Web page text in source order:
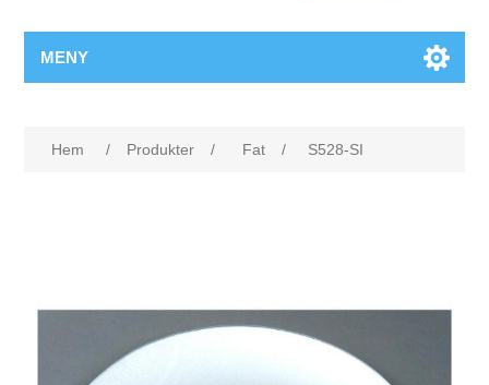
MENY
Hem / Produkter / Fat / S528-SI